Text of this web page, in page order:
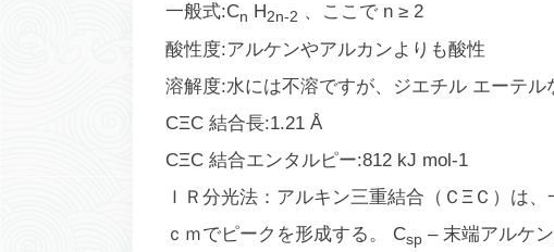
一般式:Cn H2n-2 、ここで n ≥ 2
酸性度:アルケンやアルカンよりも酸性
溶解度:水には不溶ですが、ジエチル エーテ
CΞC 結合長:1.21 Å
CΞC 結合エンタルピー:812 kJ mol-1
ＩＲ分光法：アルキン三重結合（ＣΞＣ）は
ｃｍでピークを形成する。 Csp – 末端アルケ